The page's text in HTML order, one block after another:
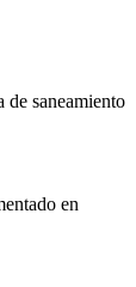
de saneamiento
en